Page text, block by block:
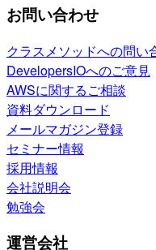
お問い合わせ
クラスメソッドへの問い
DevelopersIOへのご意見
AWSに関するご相談
資料ダウンロード
メールマガジン登録
セミナー情報
採用情報
会社説明会
勉強会
運営会社